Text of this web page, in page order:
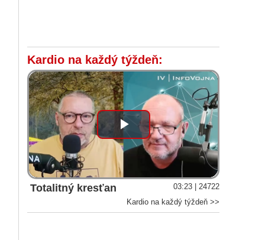
Kardio na každý týždeň:
Play
Video
Totalitný kresťan
03:23 | 24722
Kardio na každý týždeň >>